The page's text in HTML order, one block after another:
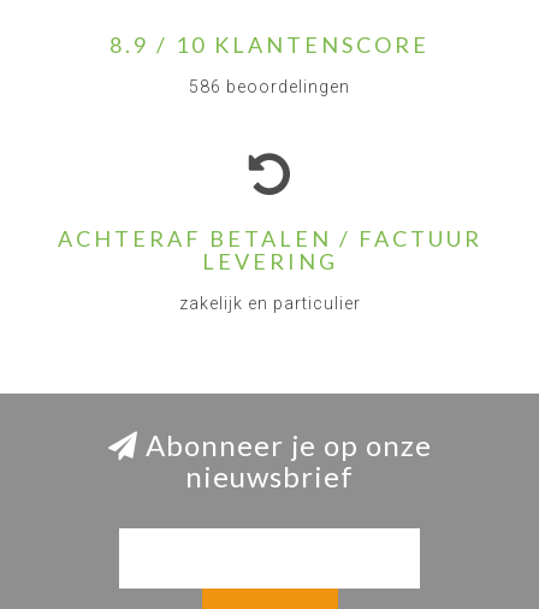
8.9 / 10 KLANTENSCORE
586 beoordelingen
ACHTERAF BETALEN / FACTUUR
LEVERING
zakelijk en particulier
Abonneer je op onze
nieuwsbrief